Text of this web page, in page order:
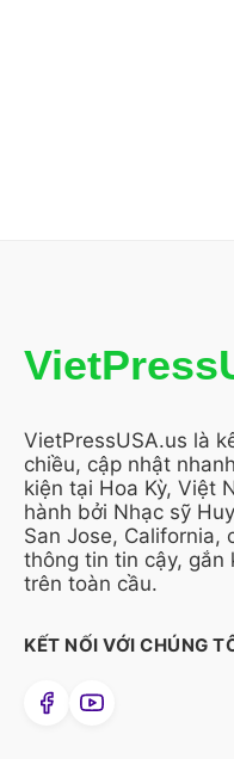
VietPressUSA.us là
chiều, cập nhật
kiện tại Hoa Kỳ, Việt
hành bởi Nhạc sỹ
San Jose, California,
thông tin tin cậy, gắn
trên toàn cầu.
KẾT NỐI VỚI CHÚNG